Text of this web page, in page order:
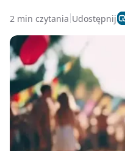
2 min czytania Udostępnij